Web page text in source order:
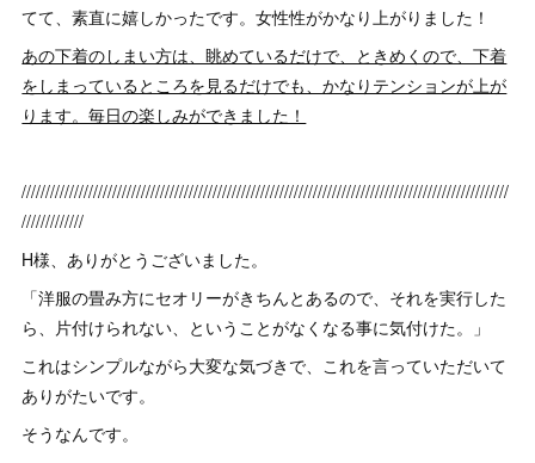
てて、素直に嬉しかったです。女性性がかなり上がりました！
あの下着のしまい方は、眺めているだけで、ときめくので、下着
をしまっているところを見るだけでも、かなりテンションが上が
ります。毎日の楽しみができました！
//////////////////////////////////////////////////////////////////////////////////////////////////////
/////////////
H様、ありがとうございました。
「洋服の畳み方にセオリーがきちんとあるので、それを実行した
ら、片付けられない、ということがなくなる事に気付けた。」
これはシンプルながら大変な気づきで、これを言っていただいて
ありがたいです。
そうなんです。